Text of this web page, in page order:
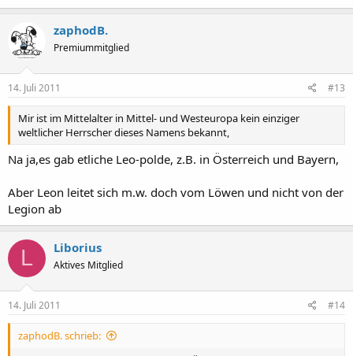
zaphodB.
Premiummitglied
14. Juli 2011 #13
Mir ist im Mittelalter in Mittel- und Westeuropa kein einziger
weltlicher Herrscher dieses Namens bekannt,
Na ja,es gab etliche Leo-polde, z.B. in Österreich und Bayern,
Aber Leon leitet sich m.w. doch vom Löwen und nicht von der
Legion ab
L Liborius
Aktives Mitglied
14. Juli 2011 #14
zaphodB. schrieb: